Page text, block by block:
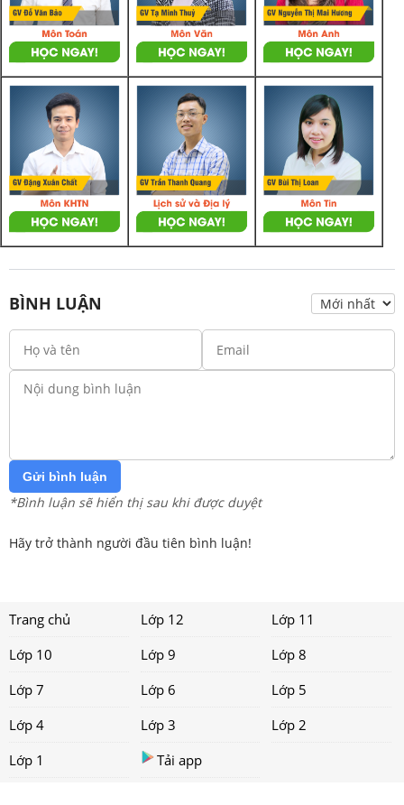
BÌNH LUẬN
Gửi bình luận
*Bình luận sẽ hiển thị sau khi được duyệt
Hãy trở thành người đầu tiên bình luận!
Trang chủ Lớp 12
Lớp 11
Lớp 10
Lớp 9
Lớp 8
Lớp 7
Lớp 6
Lớp 5
Lớp 4
Lớp 3
Lớp 2
Lớp 1
Tải app